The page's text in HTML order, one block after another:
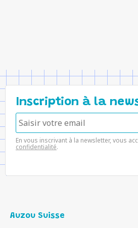
Inscription à la
En vous inscrivant à la newsletter, vous
confidentialité.
Auzou Suisse